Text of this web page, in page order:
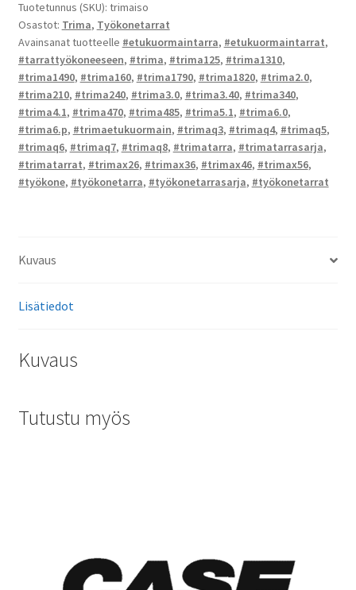
Tuotetunnus (SKU): trimaiso
Osastot: Trima, Työkonetarrat
Avainsanat tuotteelle #etukuormaintarra, #etukuormaintarrat,
#tarrattyökoneeseen, #trima, #trima125, #trima1310,
#trima1490, #trima160, #trima1790, #trima1820, #trima2.0,
#trima210, #trima240, #trima3.0, #trima3.40, #trima340,
#trima4.1, #trima470, #trima485, #trima5.1, #trima6.0,
#trima6.p, #trimaetukuormain, #trimaq3, #trimaq4, #trimaq5,
#trimaq6, #trimaq7, #trimaq8, #trimatarra, #trimatarrasarja,
#trimatarrat, #trimax26, #trimax36, #trimax46, #trimax56,
#työkone, #työkonetarra, #työkonetarrasarja, #työkonetarrat
Kuvaus
Lisätiedot
Kuvaus
Tutustu myös